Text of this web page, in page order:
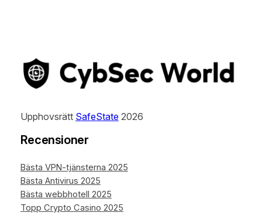
Upphovsrätt SafeState2026
Recensioner
Bästa VPN-tjänsterna 2025
Bästa Antivirus 2025
Bästa webbhotell 2025
Topp Crypto Casino 2025